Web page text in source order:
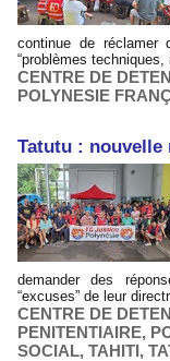
continue de réclamer
“problèmes
CENTRE DE
POLYNESIE
Tatutu : nouvelle
demander des
“excuses” de leur
CENTRE DE
PENITENTIAIRE,
SOCIAL, TAHITI,